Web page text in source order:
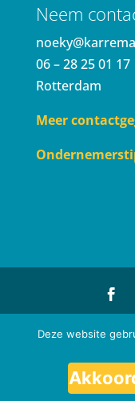
Neem
06 – 28 25 01 17
Rotterdam
Meer
© Karreman010° |
Deze website